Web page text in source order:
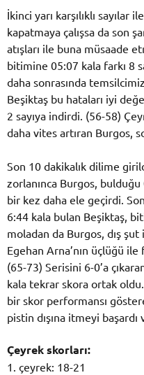
İkinci yarı karşılıklı sayılar
kapatmaya çalışsa da son
atışları ile buna müsaade
bitimine 05:07 kala farkı 8
daha sonrasında
Beşiktaş bu hataları iyi
2 sayıya indirdi. (56-58)
daha vites artıran Burgos,
Son 10 dakikalık dilime
zorlanınca Burgos,
bir kez daha ele geçirdi.
6:44 kala bulan Beşiktaş,
moladan da Burgos, dış
Egehan Arna’nın üçlüğü
(65-73) Serisini 6-0’a
kala tekrar skora ortak
bir skor performansı
pistin dışına itmeyi
Çeyrek skorları:
1. çeyrek: 18-21